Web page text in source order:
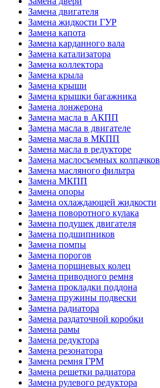
Замена двигателя
Замена жидкости ГУР
Замена капота
Замена карданного вала
Замена катализатора
Замена коллектора
Замена крыла
Замена крыши
Замена крышки багажника
Замена лонжерона
Замена масла в АКПП
Замена масла в двигателе
Замена масла в МКПП
Замена масла в редукторе
Замена маслосъемных колпачков
Замена масляного фильтра
Замена МКПП
Замена опоры
Замена охлаждающей жидкости
Замена поворотного кулака
Замена подушек двигателя
Замена подшипников
Замена помпы
Замена порогов
Замена поршневых колец
Замена приводного ремня
Замена прокладки поддона
Замена пружины подвески
Замена радиатора
Замена раздаточной коробки
Замена рамы
Замена редуктора
Замена резонатора
Замена ремня ГРМ
Замена решетки радиатора
Замена рулевого редуктора